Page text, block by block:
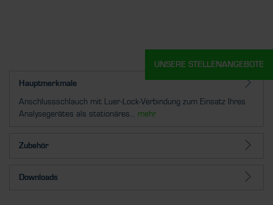
Hauptmerkmale
Anschlussschlauch mit Luer-Lock-Verbindung zum Einsatz Ihres
Analysegerätes als stationäres... mehr
Zubehör
Downloads
UNSERE STELLENANGEBOTE